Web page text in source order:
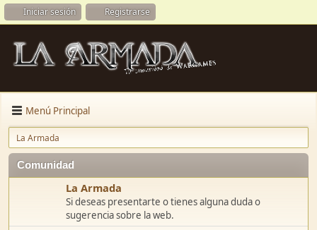
Iniciar sesión Registrarse
Menú Principal
La Armada
Comunidad
La Armada
Si deseas presentarte o tienes alguna duda o
sugerencia sobre la web.